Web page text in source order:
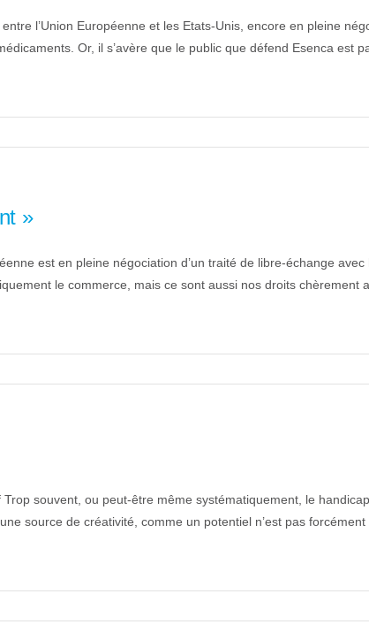
l’Union Européenne et les Etats-Unis, encore en pleine
Or, il s’avère que le public que défend Esenca est
»
est en pleine négociation d’un traité de libre-échange avec
le commerce, mais ce sont aussi nos droits chèrement
souvent, ou peut-être même systématiquement, le
source de créativité, comme un potentiel n’est pas